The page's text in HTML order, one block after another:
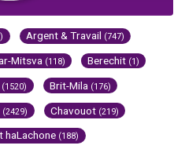
Argent & Travail (747)
Mitsva (118) Berechit (1)
(1520) Brit-Mila (176)
(2429) Chavouot (219)
haLachone (188)